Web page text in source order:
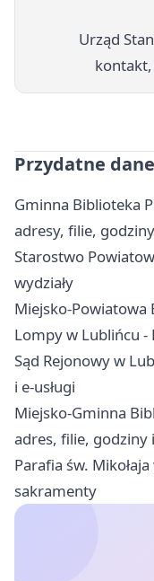
Urząd
kontakt,
Przydatne
Gminna Biblioteka
adresy, filie,
Starostwo
wydziały
Miejsko-Powiatowa
Lompy w Lublińcu -
Sąd Rejonowy w
i e-usługi
Miejsko-Gminna
adres, filie, godziny
Parafia św.
sakramenty